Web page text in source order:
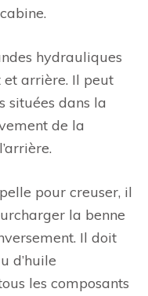
hydrauliques
arrière. Il peut
situées dans la
de la
pour creuser, il
la benne
Il doit
d’huile
les composants